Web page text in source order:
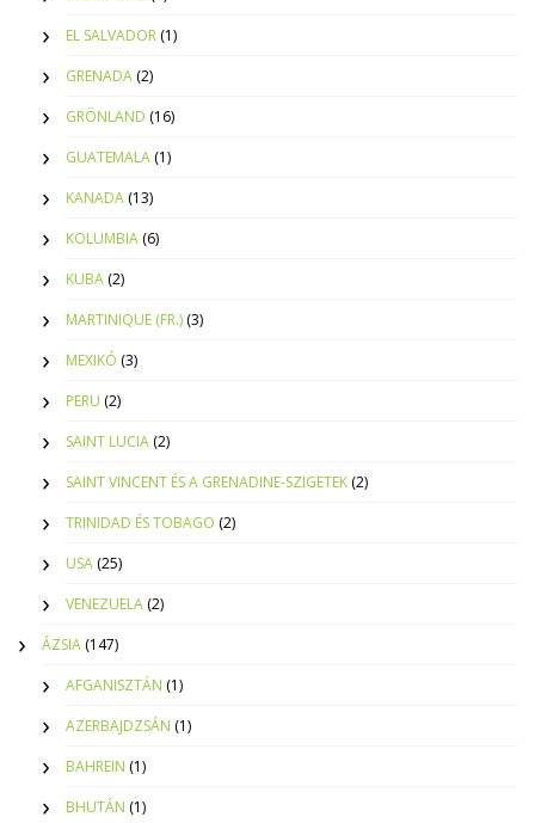
EL SALVADOR (1)
GRENADA (2)
GRÖNLAND (16)
GUATEMALA (1)
KANADA (13)
KOLUMBIA (6)
KUBA (2)
MARTINIQUE (FR.) (3)
MEXIKÓ (3)
PERU (2)
SAINT LUCIA (2)
SAINT VINCENT ÉS A GRENADINE-SZIGETEK (2)
TRINIDAD ÉS TOBAGO (2)
USA (25)
VENEZUELA (2)
ÁZSIA (147)
AFGANISZTÁN (1)
AZERBAJDZSÁN (1)
BAHREIN (1)
BHUTÁN (1)